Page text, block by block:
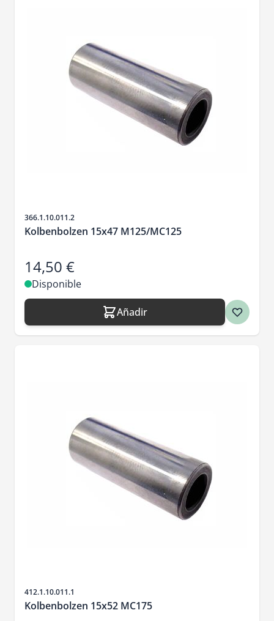
SKU
366.1.10.011.2
Kolbenbolzen 15x47 M125/MC125
14,50 €
Disponible
Añadir
SKU
412.1.10.011.1
Kolbenbolzen 15x52 MC175